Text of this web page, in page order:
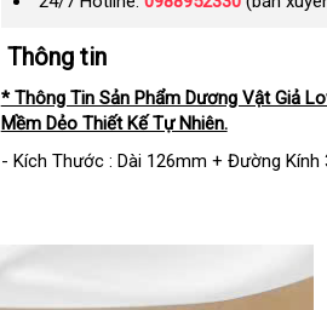
Thông tin
* Thông Tin Sản Phẩm Dương Vật Giả
Mềm Dẻo Thiết Kế Tự Nhiên.
- Kích Thước : Dài 126mm + Đường Kính